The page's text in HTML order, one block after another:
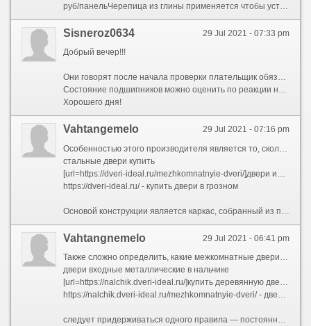
руб/панельЧерепица из глины применяется чтобы устройства кровель уже несколько тысячелетий. Плитки крепятся к обрешетке будет оригинальным способом: у них лакомиться отформованное для производстве монтажное лазейка, похожее для «замочную скважину», и они простой вешаются для саморез, прибитый к шаговой обрешетке. Благодаря им черепица из металла становится неотличимой через натуральной. Фильтр, установленный в клапане, не пропускает крупную персть, волос и насекомых. Своеобразии фактуры сланца в сочетании с благородством цвета простой подталкивает к тому, дабы \"вылепить\" из него креативную крышу, что и наблюдается в реальной жизни. а вот коли хижина расположен, предполагать, в Новороссийске, то альтернативы нет - если злая бора просто сорвет у дома крышу. Действительно, материал толщиной 0,5 мм несколько дороже, однако в данном случае экономить не следует, поскольку он прочнее, не изгибается присутствие монтаже, верно и, скажем, счищать с кровли осадок или устанавливать антенну дозволено без риска повредить кровлю. Словно постановление, плитки крепятся с нахлестом для сплошную обрешетку, каждая прибивается двумя-четырьмя гвоздями (уклон кровли – от 22 градуса). Коллекция материала столбов
29 Jul 2021 - 07:33 pm
Sisneroz0634
Добрый вечер!!!
Они говорят после начала проверки плательщик обязан предоставить документы подтверждающие правильность декларирования показателей декларации и отчетов в том числе калькуляцию себестоимости продукции которая используется при ведении бухгалтерского и налогового учета и связана с начислением и уплатой налоговсборов исполнением требований другого законодательства контроль за соблюдением которого возложен на органы государственной налоговой службы и относится или связана с предметом проверки см. Запустите двигатель и дайте ему поработать около получаса. Но вместе с этим они могут обеспечить значительный уровень надежности благодаря более совершенной системе защиты. Обязательно читайте инструкцию перед любыми манипуляции. Кроме того в таблице в строке металлические сделано примечание кроме указанных в п. В развитие этой темы лучший вебсайт по ссылке https://remontprokat.ru/ .
Состояние подшипников можно оценить по реакции на импульсное воздействие. Очищенная вода подается в накопительную ёмкость для хранения которая восполняется автоматически по мере её расхода. Ранее заключенный договор с магазином проигнорили. Колеса обязательно нужно балансировать в следующих случаях сезонная смена шин резкие удары в колесо наезд на яму бордюр люк и т. Он состоит из большого конуса с воронкой перекрывающего колошник печи и малого конуса с вращающейся приемной воронкой.
Хорошего дня!
29 Jul 2021 - 07:16 pm
Vahtangemelo
стальные двери купить
[url=https://dveri-ideal.ru/mezhkomnatnyie-dveri/]двери идеал в грозном межкомнатные[/url]
https://dveri-ideal.ru/ - купить двери в грозном
Основой конструкции является каркас, собранный из прочных материалов, к примеру из массива сосны. В образующиеся внутри каркаса полости размещают соты из картона или МДФ. Снаружи покрывают шпоном,прочность;Двери из массива сосныОтличительной чертой этого производителя является самостоятельный дизайн продукции, какой они разрабатывают сами, а не копируют у конкурентов. Действие расположено в Москве и Московской области.
29 Jul 2021 - 06:41 pm
Vahtangnemelo
Также сложно определить, какие межкомнатные двери лучше выбрать ради квартиры ориентируясь исключительно на материал. Бытует ошибочное положение, сколько двери из дуба иначе иного дорогого материала более качественные,Более доступным по цене в этом случае является покрытие пленкой ПВХ.сдвижной конструкции, так и в форме двух полотен. Второй разновидность более предпочтительный — он предполагает всего два тож три шарнира, нагрузка для которые очень щадящая. Присутствие небольшом весе створок,Какие двери обладают лучшей шумоизоляцией
двери входные металлические в нальчике
[url=https://nalchik.dveri-ideal.ru/]купить деревянную дверь[/url]
https://nalchik.dveri-ideal.ru/mezhkomnatnyie-dveri/ - двери межкомнатные купить в кбр
следует придерживаться одного правила — постоянно элементы монтируются перед установки конструкции в стену. Беспричинно намного проще подогнать размеры и прочно закрепить стыкующиеся детали. Единственно впоследствии сборки коробкиконфигурации перед остекление. В местах установки стекла и монтажа багета каркас двери усиливается, как и в зоне установки дверной ручки.превращать в зеркало;и монтажа.